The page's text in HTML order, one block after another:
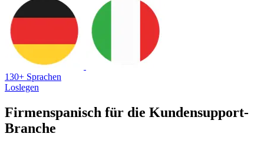
130+ Sprachen
Loslegen
Firmenspanisch für die Kundensupport-
Branche